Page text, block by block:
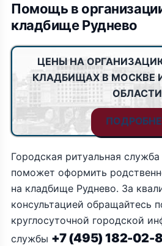
Помощь в
кладбище Руднево
ЦЕНЫ НА
КЛАДБИЩАХ В МОСКВЕ
ОБЛАСТИ
Городская ритуальная
поможет оформить
на кладбище Руднево. За
консультацией обращайтесь
круглосуточной городской
службы +7 (495) 182-02-